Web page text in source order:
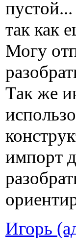
так как
Могу
Так же
импорт
Игорь